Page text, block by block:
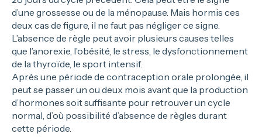
d’une grossesse ou de la ménopause. Mais hormis ces
deux cas de figure, il ne faut pas négliger ce signe.
L’absence de règle peut avoir plusieurs causes telles
que l’anorexie, l’obésité, le stress, le dysfonctionnement
de la thyroïde, le sport intensif.
Après une période de contraception orale prolongée, il
peut se passer un ou deux mois avant que la production
d’hormones soit suffisante pour retrouver un cycle
normal, d’où possibilité d’absence de règles durant
cette période.